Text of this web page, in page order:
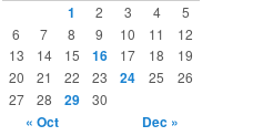
1
2 3 4
5
6
7 8 9 10 11
12
13
14 15 16 17 18
19
20
21 22 23 24 25
26
27
28 29 30
« Oct Dec »